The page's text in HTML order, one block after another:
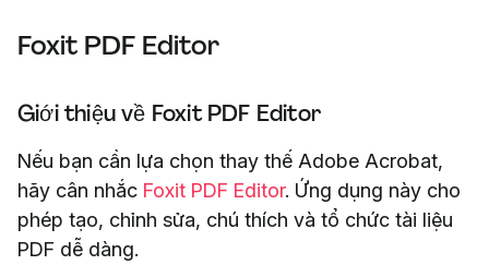
Foxit PDF Editor
Giới thiệu về Foxit PDF Editor
Nếu bạn cần lựa chọn thay thế Adobe Acrobat,
hãy cân nhắc Foxit PDF Editor. Ứng dụng này cho
phép tạo, chỉnh sửa, chú thích và tổ chức tài liệu
PDF dễ dàng.